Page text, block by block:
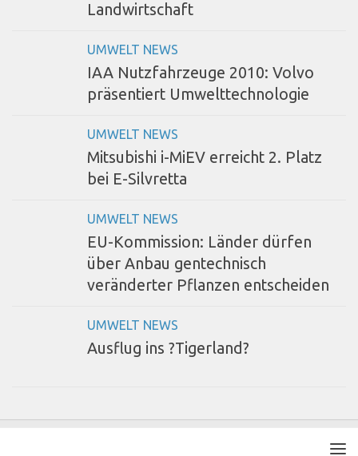
Landwirtschaft
UMWELT NEWS
IAA Nutzfahrzeuge 2010: Volvo
präsentiert Umwelttechnologie
UMWELT NEWS
Mitsubishi i-MiEV erreicht 2. Platz
bei E-Silvretta
UMWELT NEWS
EU-Kommission: Länder dürfen
über Anbau gentechnisch
veränderter Pflanzen entscheiden
UMWELT NEWS
Ausflug ins ?Tigerland?